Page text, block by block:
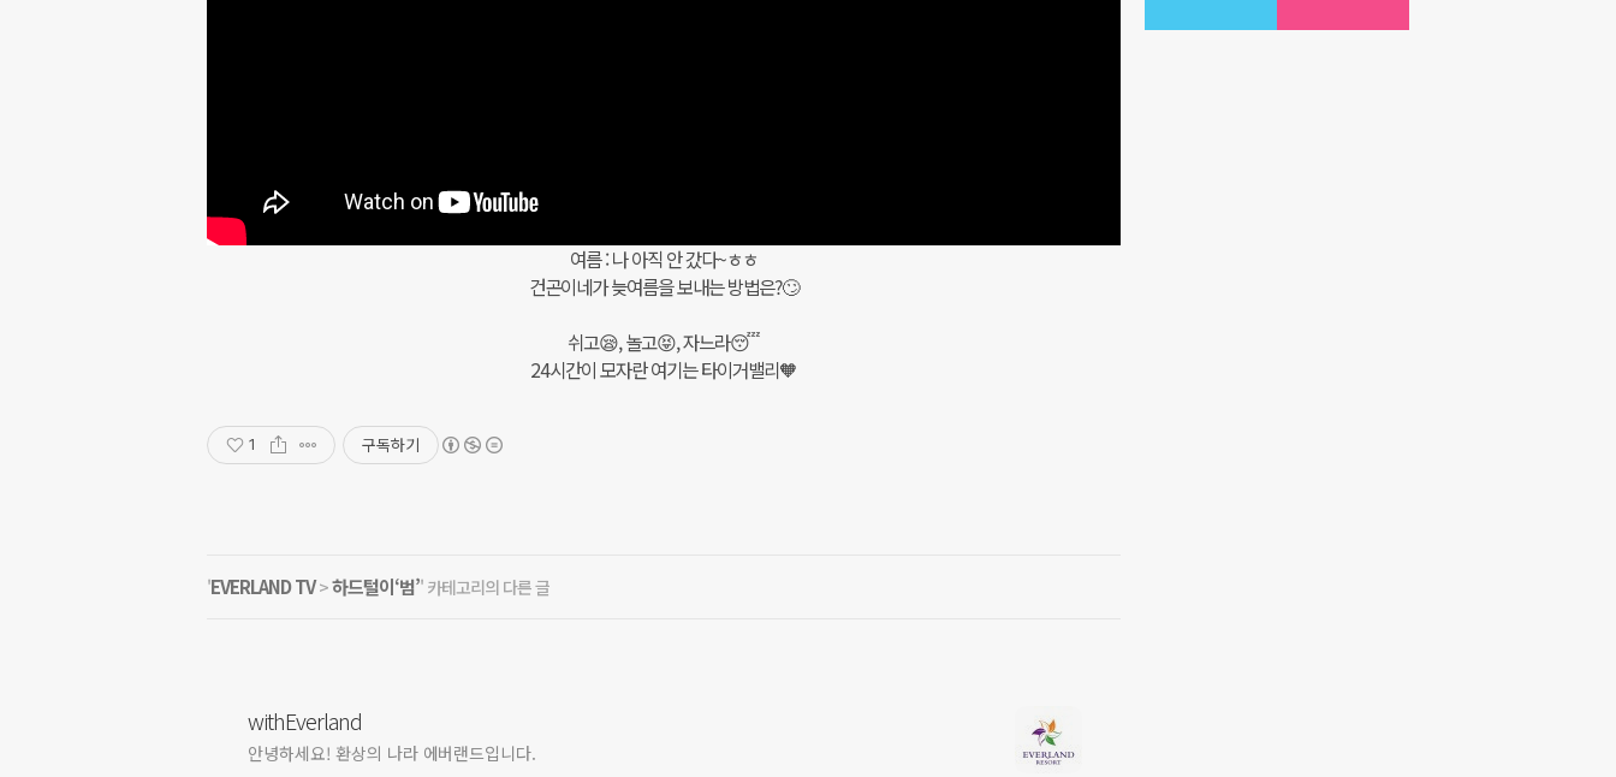
여름 : 나 아직 안 갔다~ㅎㅎ
건곤이네가 늦여름을 보내는 방법은?🙄
쉬고😪, 놀고😝, 자느라😴
24시간이 모자란 여기는 타이거밸리🧡
1 구독하기
'EVERLAND TV>하드털이‘범’' 카테고리의 다른 글
withEverland
안녕하세요! 환상의 나라 에버랜드입니다.